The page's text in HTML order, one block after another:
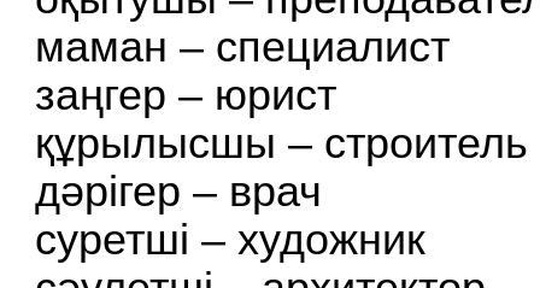
маман – специалист
заңгер – юрист
құрылысшы – строитель
дәрігер – врач
суретші – художник